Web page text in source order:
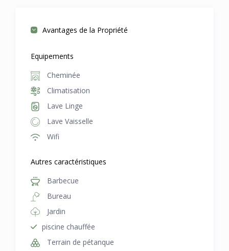
Avantages de la Propriété
Equipements
Cheminée
Climatisation
Lave Linge
Lave Vaisselle
Wifi
Autres caractéristiques
Barbecue
Bureau
Jardin
piscine chauffée
Terrain de pétanque